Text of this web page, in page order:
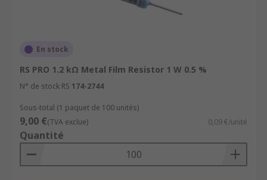
En stock
RS PRO 1.2 kΩ Metal Film Resistor 1 W 0.5 %
N° de stock RS 174-2744
Sous-total (1 paquet de 100 unités)
9,00 €(TVA exclue) 0,09 €/unité
Quantité